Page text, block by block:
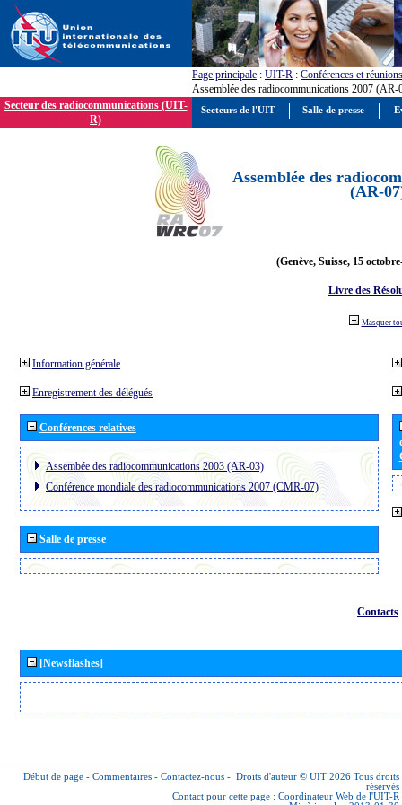
Page principale : UIT-R : Conférences et réunions
Assemblée des radiocommunications 2007 (AR-
Secteur des radiocommunications (UIT-
R)
Assemblée des
(AR-
(Genève, Suisse, 15
Livre des
Masquer
Information générale
Enregistrement des délégués
Conférences relatives
Assembée des radiocommunications 2003 (AR-03)
Conférence mondiale des radiocommunications 2007 (CMR-07)
Salle de presse
Contacts
[Newsflashes]
Début de page - Commentaires - Contactez-nous - Droits d'auteur © UIT 2026 Tous droits
réservés
Contact pour cette page : Coordinateur Web de l'UIT-R
Secteurs de l'UIT Salle de presse